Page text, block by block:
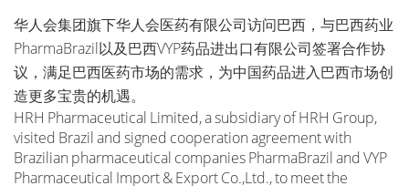
华人会集团旗下华人会医药有限公司访问巴西，与巴西药业
PharmaBrazil以及巴西VYP药品进出口有限公司签署合作协
议，满足巴西医药市场的需求，为中国药品进入巴西市场创
造更多宝贵的机遇。
HRH Pharmaceutical Limited, a subsidiary of HRH Group,
visited Brazil and signed cooperation agreement with
Brazilian pharmaceutical companies PharmaBrazil and VYP
Pharmaceutical Import & Export Co.,Ltd., to meet the